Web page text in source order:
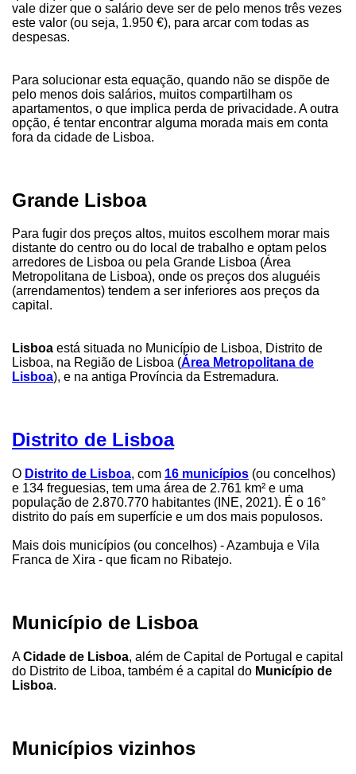
vale dizer que o salário deve ser de pelo menos três vezes
este valor (ou seja, 1.950 €), para arcar com todas as
despesas.
Para solucionar esta equação, quando não se dispõe de
pelo menos dois salários, muitos compartilham os
apartamentos, o que implica perda de privacidade. A outra
opção, é tentar encontrar alguma morada mais em conta
fora da cidade de Lisboa.
Grande Lisboa
Para fugir dos preços altos, muitos escolhem morar mais
distante do centro ou do local de trabalho e optam pelos
arredores de Lisboa ou pela Grande Lisboa (Área
Metropolitana de Lisboa), onde os preços dos aluguéis
(arrendamentos) tendem a ser inferiores aos preços da
capital.
Lisboa está situada no Município de Lisboa, Distrito de
Lisboa, na Região de Lisboa (Área Metropolitana de
Lisboa), e na antiga Província da Estremadura.
Distrito de Lisboa
O Distrito de Lisboa, com 16 municípios (ou concelhos)
e 134 freguesias, tem uma área de 2.761 km² e uma
população de 2.870.770 habitantes (INE, 2021). É o 16°
distrito do país em superfície e um dos mais populosos.
Mais dois municípios (ou concelhos) - Azambuja e Vila
Franca de Xira - que ficam no Ribatejo.
Município de Lisboa
ACidade de Lisboa, além de Capital de Portugal e capital
do Distrito de Liboa, também é a capital do Município de
Lisboa.
Municípios vizinhos